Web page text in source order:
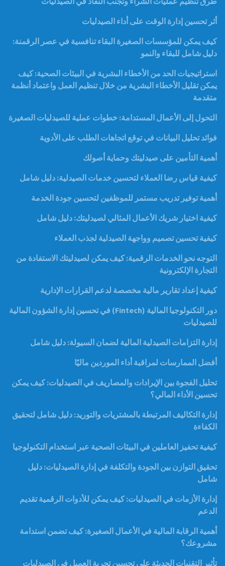
أثر تحسين إدارة الوقت على أداء الصيدليات
كيف يمكن للمؤسسات الصغيرة البقاء تنافسية في عصر الرقمنة:
دليل شامل للبقاء والنمو
استراتيجيات الحد من الأخطاء البشرية في البيئات الصحية: كيف
يمكن تقليل الأخطاء البشرية من خلال تنظيم العمل واعتماد أنظمة
متقدمة
التحول إلى الأعمال المستدامة: خطوات عملية للصيدليات الصغيرة
فوائد تحليل البيانات في توقع اتجاهات الطلب على الأدوية
أهمية التأمين على صيدليتك وحماية أصولك
كيفية قياس رضا العملاء لتحسين خدمات الصيدلية: دليل شامل
أهمية توفير تدريب مستمر للموظفين لتحسين جودة الخدمة
كيفية اختيار شريك الأعمال المثالي لصيدليتك: دليل شامل
كيفية تحسين تصميم وواجهة الصيدلية لجذب العملاء
التوجه نحو الخدمات الرقمية: كيف يمكن لصيدليتك الاستفادة من
التجارة الإلكترونية
كيفية إعداد تقارير مالية مخصصة لدعم القرارات الإدارية
دور التكنولوجيا المالية (Fintech) في تحسين إدارة الشؤون المالية
للصيدليات
إدارة التزامات الصيدلية المالية لضمان السيولة: دليل شامل
أفضل الممارسات لمراقبة أداء الموردين ماليًا
تحليل الفجوة بين الإيرادات والمصاريف في الصيدليات: كيف يمكن
تحسين الأداء المالي؟
إدارة التكاليف المرتبطة بالمشتريات والتوريد: دليل شامل لتحقيق
الكفاءة
كيفية تحفيز العاملين في البيئات الصحية عبر استخدام التكنولوجيا
تحقيق التوازن بين الجودة والتكلفة في إدارة الصيدليات: دليل
شامل
إدارة الأزمات في الصيدليات: كيف يمكن للأدوات الرقمية تقديم
الدعم
أهمية الرقابة المالية في الأعمال الصغيرة: كيف تضمن استدامة
مشروعك؟
تأثير التقنيات الحديثة على تحسين تجربة العميل في الصيدليات